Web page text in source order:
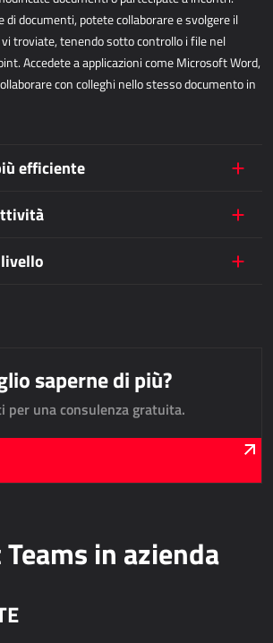
Paga
del Personale
di documenti, potete collaborare e svolgere il
troviate, tenendo sotto controllo i file nel
Accedete a applicazioni come Microsoft Word,
con colleghi nello stesso documento in
efficiente
saperne di più?
per una consulenza gratuita.
in azienda